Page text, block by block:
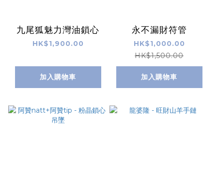
九尾狐魅力灣油鎖心
HK$1,900.00
加入購物車
永不漏財符管
HK$1,000.00
HK$1,500.00
加入購物車